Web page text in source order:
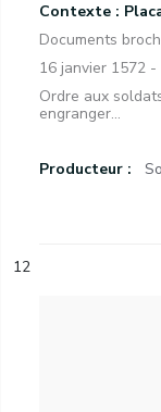
Contexte :
Documents
16 janvier 1572
Ordre aux
engranger...
Producteur :
12